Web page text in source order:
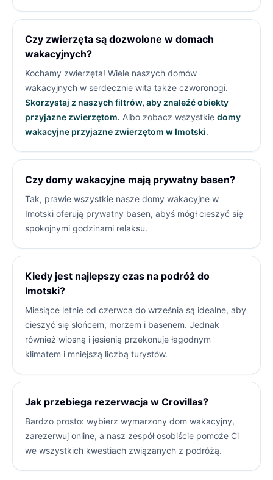
Czy zwierzęta są dozwolone w domach
wakacyjnych?
Kochamy zwierzęta! Wiele naszych domów
wakacyjnych w serdecznie wita także czworonogi.
Skorzystaj z naszych filtrów, aby znaleźć obiekty
przyjazne zwierzętom. Albo zobacz wszystkie domy
wakacyjne przyjazne zwierzętom w Imotski.
Czy domy wakacyjne mają prywatny basen?
Tak, prawie wszystkie nasze domy wakacyjne w
Imotski oferują prywatny basen, abyś mógł cieszyć się
spokojnymi godzinami relaksu.
Kiedy jest najlepszy czas na podróż do
Imotski?
Miesiące letnie od czerwca do września są idealne, aby
cieszyć się słońcem, morzem i basenem. Jednak
również wiosną i jesienią przekonuje łagodnym
klimatem i mniejszą liczbą turystów.
Jak przebiega rezerwacja w Crovillas?
Bardzo prosto: wybierz wymarzony dom wakacyjny,
zarezerwuj online, a nasz zespół osobiście pomoże Ci
we wszystkich kwestiach związanych z podróżą.